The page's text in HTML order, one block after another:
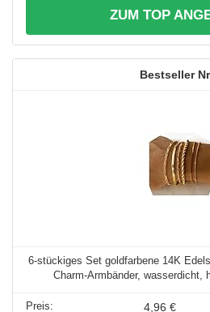
ZUM TOP
6-stückiges Set goldfarbene 14K
Charm-Armbänder, wasserdicht,
4,96 €